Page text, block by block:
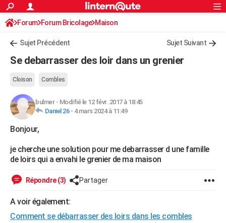
ACTUALITÉS
Politique
Société
Faits Divers
Education
Monde
Villes
+
AUTO
Essais
Réserver un essai
Citadines
Berlines
SUV
Forum auto
+HIGH-TECH
Mobiles
Meilleur smartphone
Internet
Ordinateurs
Jeux vidéo
Guide high-tech
+BRICOLAGE
Forum
Aménagement intérieur
Extérieur
Cuisine
Salle de bains
Jardinage
Rangement
WEEK-END
Guides de France
Escapades
Patrimoine
Expositions
Musées
Week-end nature
LIFESTYLE
SANTE
Alimentation
Guide de la santé
Maladies
Médicaments
Sommeil
VOYAGE
S'inscrire
Connexion
Forum Forum Bricolage Maison
Sujet Précédent Sujet Suivant
Se debarrasser des loir dans un grenier
Cloison Combles
bulmer- Modifié le 12 févr. 2017 à 18:45
Daniel 26- 4 mars 2024 à 11:49
Bonjour,
je cherche une solution pour me debarrasser d une famille
de loirs qui a envahi le grenier de ma maison
Répondre (3) Partager
A voir également:
Comment se débarrasser des loirs dans les combles